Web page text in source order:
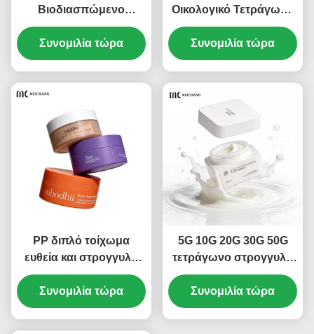
Βιοδιασπώμενο
Καπάκι από Μπαμπού
με Υφή Φαρδύ Στόμιο
Βάζο Κρέμας
Ανακυκλώσιμο Δοχείο
PETG για Βιολογική
Φυτική Κρέμα
Περιποίησης (MC-P-
553)
Συνομιλία τώρα
Οικολογικό Τετράγωνο
Αεροστεγές Βάζο
Αποθήκευσης Γάτας
Φρέσκο-Κλείδωμα Αντι-
Κατοικιδίων με Κουτάλι
Μέτρησης (MC-P-550-1)
Συνομιλία τώρα
PP διπλό τοίχωμα
ευθεία και στρογγυλή
βάζα κρέμας ακμής ️
αεροστεγή φρεσκάδα,
προσαρμόσιμη &
Συνομιλία τώρα
5G 10G 20G 30G 50G
τετράγωνο στρογγυλό
βάζο κρέμας PP για
καλλυντικά τροφίμων
(MC-P-547)
Συνομιλία τώρα